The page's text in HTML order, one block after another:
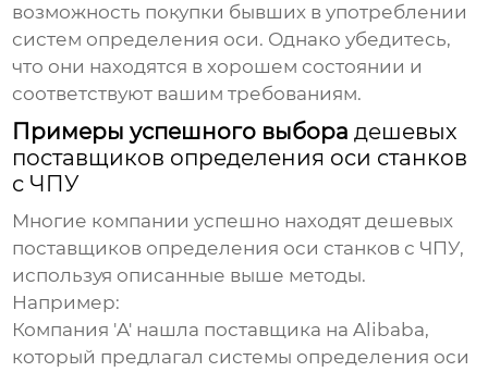
возможность покупки бывших в употреблении
систем определения оси. Однако убедитесь,
что они находятся в хорошем состоянии и
соответствуют вашим требованиям.
Примеры успешного выборадешевых
поставщиков определения оси станков
с ЧПУ
Многие компании успешно находятдешевых
поставщиков определения оси станков с ЧПУ,
используя описанные выше методы.
Например:
Компания 'A' нашла поставщика на Alibaba,
который предлагал системы определения оси